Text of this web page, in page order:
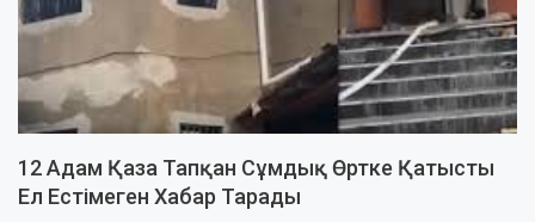
12 Адам Қаза Тапқан Сұмдық Өртке Қатысты
Ел Естімеген Хабар Тарады